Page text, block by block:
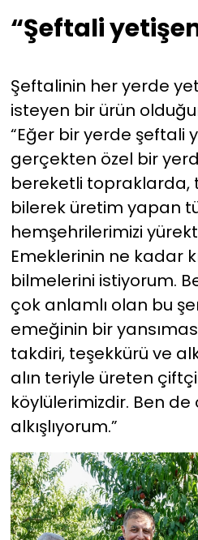
“Şeftali
Şeftalinin her yerde
isteyen bir ürün
“Eğer bir yerde şeftali
gerçekten özel bir
bereketli topraklarda,
bilerek üretim yapan
hemşehrilerimizi
Emeklerinin ne kadar
bilmelerini istiyorum.
çok anlamlı olan bu
emeğinin bir
takdiri, teşekkürü ve
alın teriyle üreten
köylülerimizdir. Ben de
alkışlıyorum.”